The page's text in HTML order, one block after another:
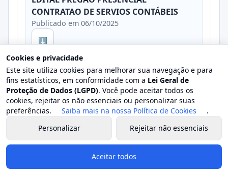
CONTRATAO DE SERVIOS CONTÁBEIS
Publicado em 06/10/2025
⬇
ATA DO PREGÃO 05-2022.
Publicado em 06/10/2025
⬇
HOMOLOGAÇÃO DO PREGÃO 05-2022.
Publicado em 06/10/2025
⬇
Cookies e privacidade
Este site utiliza cookies para melhorar sua navegação e para
fins estatísticos, em conformidade com a Lei Geral de
Proteção de Dados (LGPD). Você pode aceitar todos os
cookies, rejeitar os não essenciais ou personalizar suas
preferências.
Saiba mais na nossa Política de Cookies
.
Personalizar
Rejeitar não essenciais
Aceitar todos